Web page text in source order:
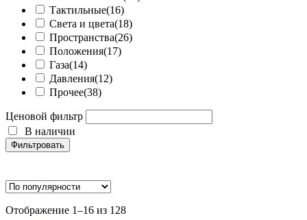
Тактильные(16)
Света и цвета(18)
Пространства(26)
Положения(17)
Газа(14)
Давления(12)
Прочее(38)
Ценовой фильтр
В наличии
Фильтровать
Категории товаров
Климатические(29)
Отображение 1–16 из 128Сортировка: